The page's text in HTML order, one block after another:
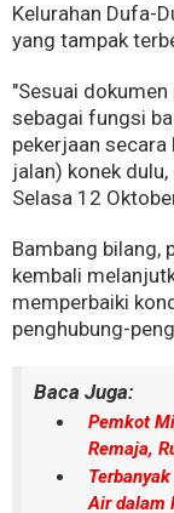
Kelurahan Dufa-
yang tampak
"Sesuai
sebagai fungsi
pekerjaan
jalan) konek
Selasa 12
Bambang bilang,
kembali
memperbaiki
penghubung-
Baca Juga:
Pemkot
Remaja,
Air dalam